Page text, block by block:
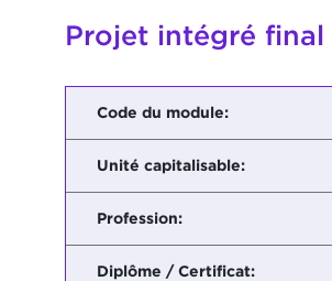
Projet intégré final
Code du module:
Unité capitalisable:
Profession:
Diplôme / Certificat: